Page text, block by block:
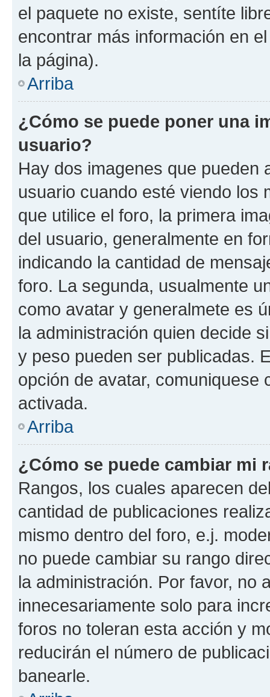
el paquete no existe, sentíte
encontrar más información en
la página).
Arriba
¿Cómo se puede poner una
usuario?
Hay dos imagenes que pueden
usuario cuando esté viendo los
que utilice el foro, la primera
del usuario, generalmente en
indicando la cantidad de
foro. La segunda, usualmente
como avatar y generalmete es
la administración quien decide
y peso pueden ser publicadas.
opción de avatar, comuniquese
activada.
Arriba
¿Cómo se puede cambiar mi
Rangos, los cuales aparecen
cantidad de publicaciones
mismo dentro del foro, e.j.
no puede cambiar su rango
la administración. Por favor, no
innecesariamente solo para
foros no toleran esta acción y
reducirán el número de
banearle.